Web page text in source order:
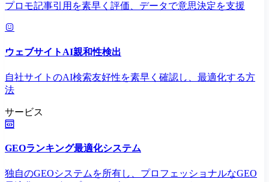
プロモ記事引用を素早く評価、データで意思決定を支援
ウェブサイトAI親和性検出
自社サイトのAI検索友好性を素早く確認し、最適化する方
法
サービス
GEOランキング最適化システム
独自のGEOシステムを所有し、プロフェッショナルなGEO